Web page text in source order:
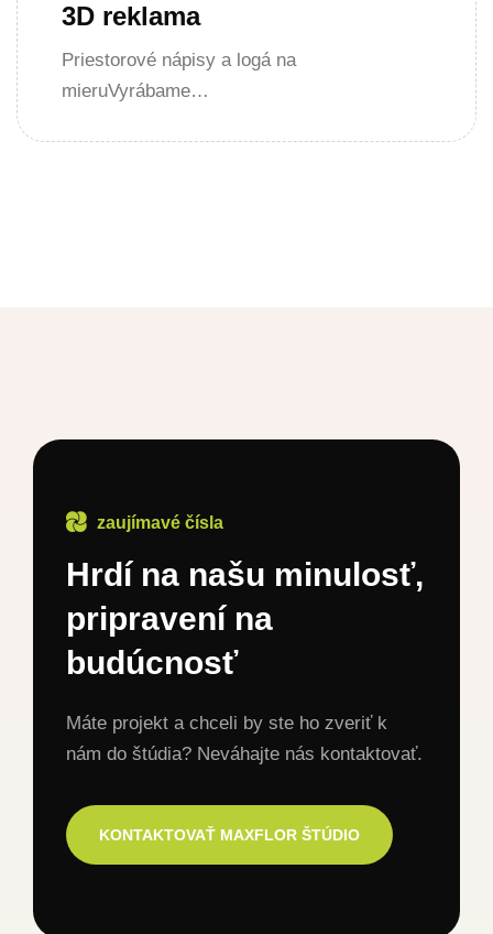
3D reklama
Priestorové nápisy a logá na
mieruVyrábame…
zaujímavé čísla
Hrdí na našu minulosť,
pripravení na
budúcnosť
Máte projekt a chceli by ste ho zveriť k
nám do štúdia? Neváhajte nás kontaktovať.
KONTAKTOVAŤ MAXFLOR ŠTÚDIO